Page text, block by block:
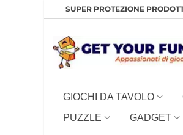
SUPER PROTEZIONE
GIOCHI DA TAVOLO
PUZZLE
GADGET